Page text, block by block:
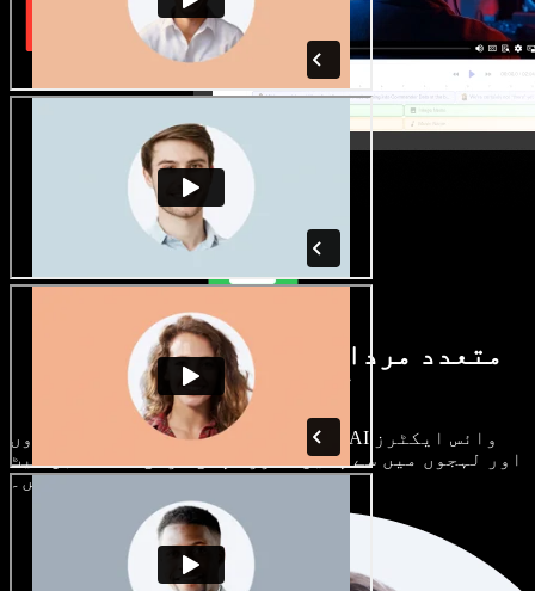
متعدد مردانہ و زنانہ آوازیں اور
لہجے دستیاب
ہر پروجیکٹ الگ ہوتا ہے۔ سینکڑوں AI وائس ایکٹرز
اور لہجوں میں سے چنیں، اور اپنی مرضی کے مطابق سیٹ
کریں۔